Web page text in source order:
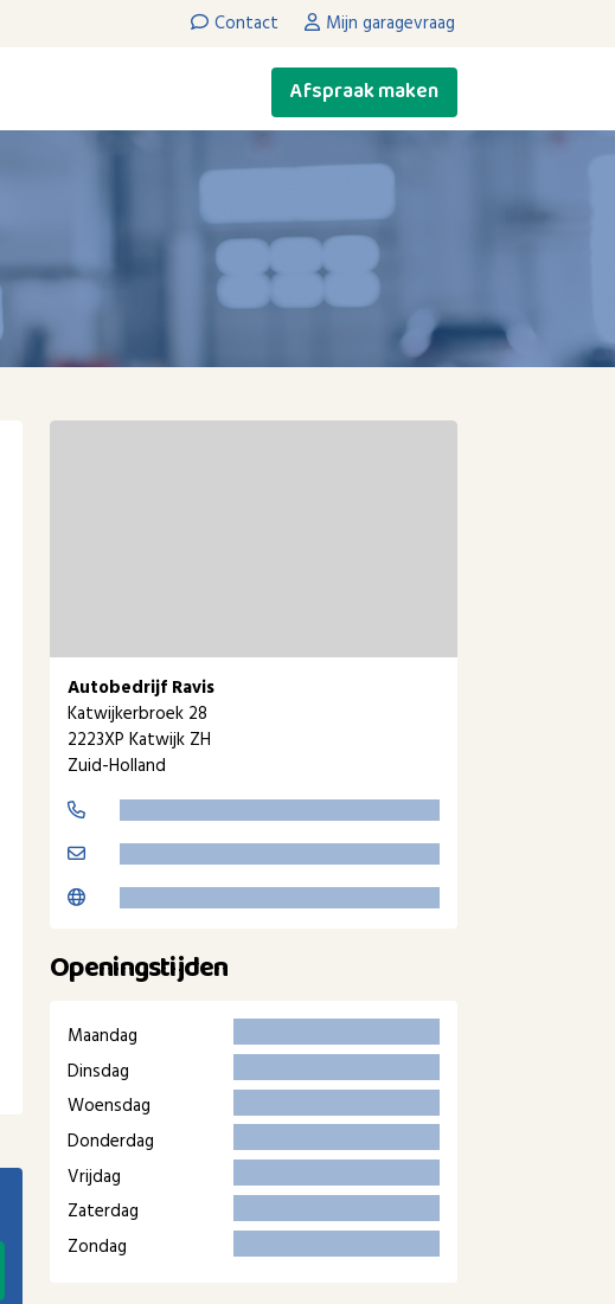
Contact Mijn garagevraag
Afspraak maken
Autobedrijf Ravis
Katwijkerbroek 28
2223XP Katwijk ZH
Zuid-Holland
Openingstijden
Maandag
Dinsdag
Woensdag
Donderdag
Vrijdag
Zaterdag
Zondag